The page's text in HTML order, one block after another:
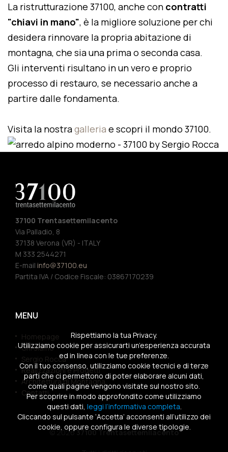
La ristrutturazione 37100, anche con contratti
"chiavi in mano", è la migliore soluzione per chi
desidera rinnovare la propria abitazione di
montagna, che sia una prima o seconda casa.
Gli interventi risultano in un vero e proprio
processo di restauro, se necessario anche a
partire dalle fondamenta.
Visita la nostragalleria e scopri il mondo 37100.
37100 Trentasettemilacento
Via Palladio, 8
37138 Verona (VR) - ITALY
M 333 2544271
E-mail info@37100.eu
Partita IVA / Codice Fiscale: 03867170239
MENU
Homepage
Chi siamo
Sergio Rocca
Realizzazioni e Progetti
Architettura di Montagna
Contatti
© 202637100 Trentasettemilacento
Rispettiamo la tua Privacy.
Utilizziamo cookie per assicurarti un’esperienza accurata
ed in linea con le tue preferenze.
Con il tuo consenso, utilizziamo cookie tecnici e di terze
parti che ci permettono di poter elaborare alcuni dati,
come quali pagine vengono visitate sul nostro sito.
Per scoprire in modo approfondito come utilizziamo
questi dati, leggi l’informativa completa.
Cliccando sul pulsante ‘Accetta’ acconsenti all’utilizzo dei
cookie, oppure configura le diverse tipologie.